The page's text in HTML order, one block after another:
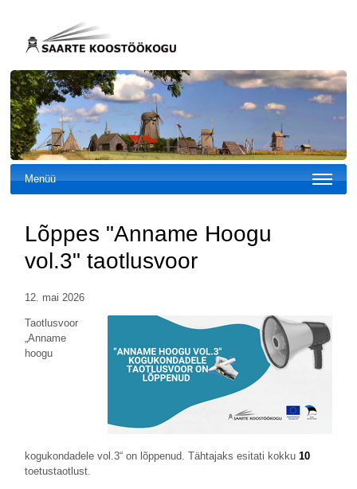
Menüü
Lõppes "Anname Hoogu
vol.3" taotlusvoor
12. mai 2026
Taotlusvoor
„Anname
hoogu
kogukondadele vol.3“ on lõppenud. Tähtajaks esitati kokku 10
toetustaotlust.